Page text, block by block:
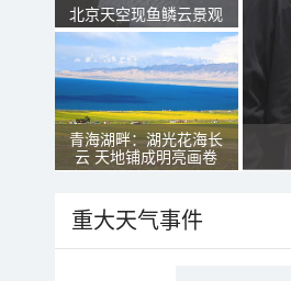
北京天空现鱼鳞云景观
青海湖畔：湖光花海长
云 天地铺成明亮画卷
重大天气事件